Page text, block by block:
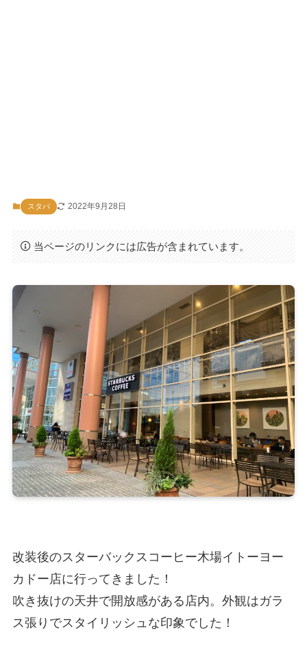
スタバ 2022年9月28日
当ページのリンクには広告が含まれています。
改装後のスターバックスコーヒー木場イトーヨー
カドー店に行ってきました！
吹き抜けの天井で開放感がある店内。外観はガラ
ス張りでスタイリッシュな印象でした！